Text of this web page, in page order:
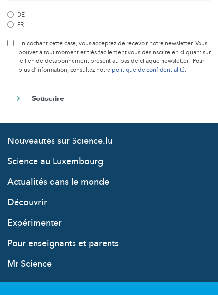
DE
FR
En cochant cette case, vous acceptez de recevoir notre newsletter. Vous
pouvez à tout moment et très facilement vous désinscrire en cliquant sur
le lien de désabonnement présent au bas de chaque newsletter. Pour
plus d’information, consultez notre politique de confidentialité.
Nouveautés sur Science.lu
Science au Luxembourg
Actualités dans le monde
Découvrir
Expérimenter
Pour enseignants et parents
Mr Science